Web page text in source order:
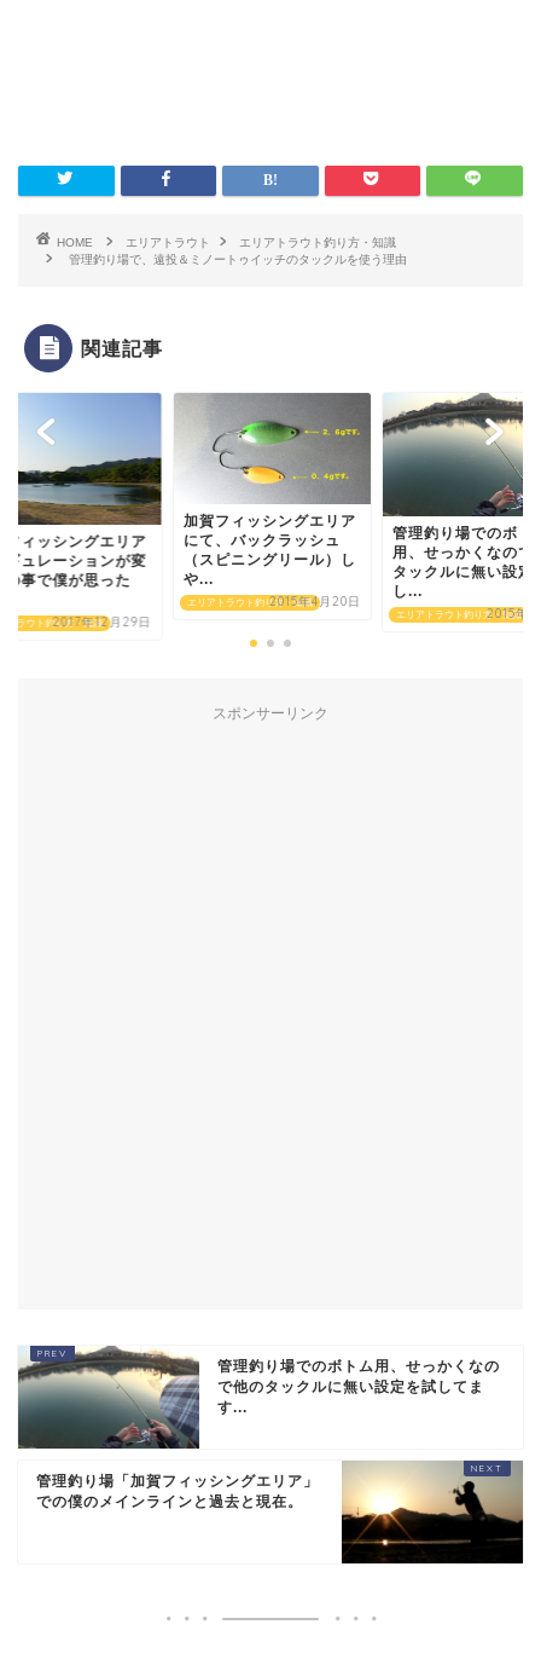
HOME エリアトラウト
エリアトラウト釣り方・知識
管理釣り場で、遠投＆ミノートゥイッチのタックルを使う理由
関連記事
トラウト釣り方・知識
フィッシングエリア
ギュレーションが変
の事で僕が思った
2017年12月29日
エリアトラウト釣り方・知識
加賀フィッシングエリア
にて、バックラッシュ
（スピニングリール）し
や...
2015年4月20日
エリアトラウト釣り方・知識
管理釣り場でのボト
用、せっかくなので
タックルに無い設定
し...
2015年3
スポンサーリンク
管理釣り場でのボトム用、せっかくなの
で他のタックルに無い設定を試してま
す...
管理釣り場「加賀フィッシングエリア」
での僕のメインラインと過去と現在。